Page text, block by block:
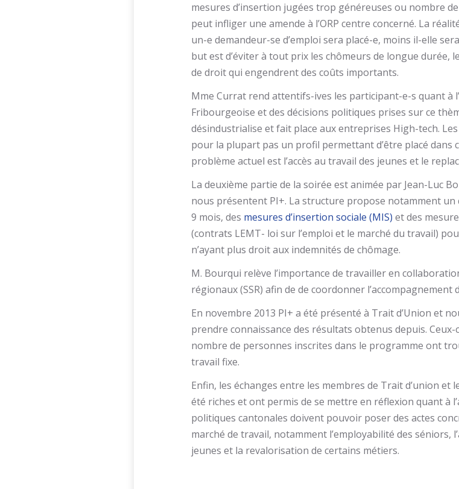
mesures d’insertion jugées trop généreuses ou nombre
peut infliger une amende à l’ORP centre concerné. La
un-e demandeur-se d’emploi sera placé-e, moins il-elle
but est d’éviter à tout prix les chômeurs de longue durée,
de droit qui engendrent des coûts importants.
Mme Currat rend attentifs-ives les participant-e-s quant à
Fribourgeoise et des décisions politiques prises sur ce
désindustrialise et fait place aux entreprises High-tech.
pour la plupart pas un profil permettant d’être placé dans
problème actuel est l’accès au travail des jeunes et le
La deuxième partie de la soirée est animée par Jean-Luc
nous présentent PI+. La structure propose notamment un
9 mois, des mesures d’insertion sociale (MIS) et des
(contrats LEMT- loi sur l’emploi et le marché du travail)
n’ayant plus droit aux indemnités de chômage.
M. Bourqui relève l’importance de travailler en
régionaux (SSR) afin de de coordonner l’accompagnement
En novembre 2013 PI+ a été présenté à Trait d’Union et
prendre connaissance des résultats obtenus depuis.
nombre de personnes inscrites dans le programme ont
travail fixe.
Enfin, les échanges entre les membres de Trait d’union
été riches et ont permis de se mettre en réflexion quant à
politiques cantonales doivent pouvoir poser des actes
marché de travail, notamment l’employabilité des séniors,
jeunes et la revalorisation de certains métiers.